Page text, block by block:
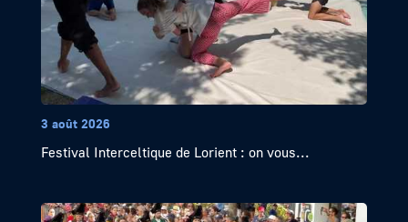
3 août 2026
Festival Interceltique de Lorient : on vous...